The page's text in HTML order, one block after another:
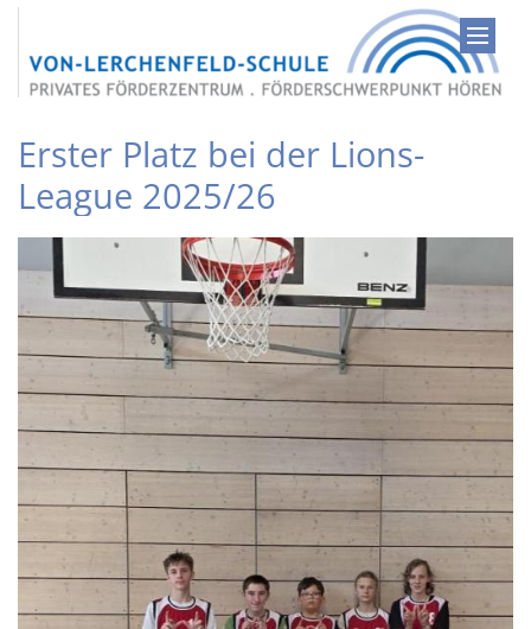
Zum Inhalt springen
Erster Platz bei der Lions-
League 2025/26